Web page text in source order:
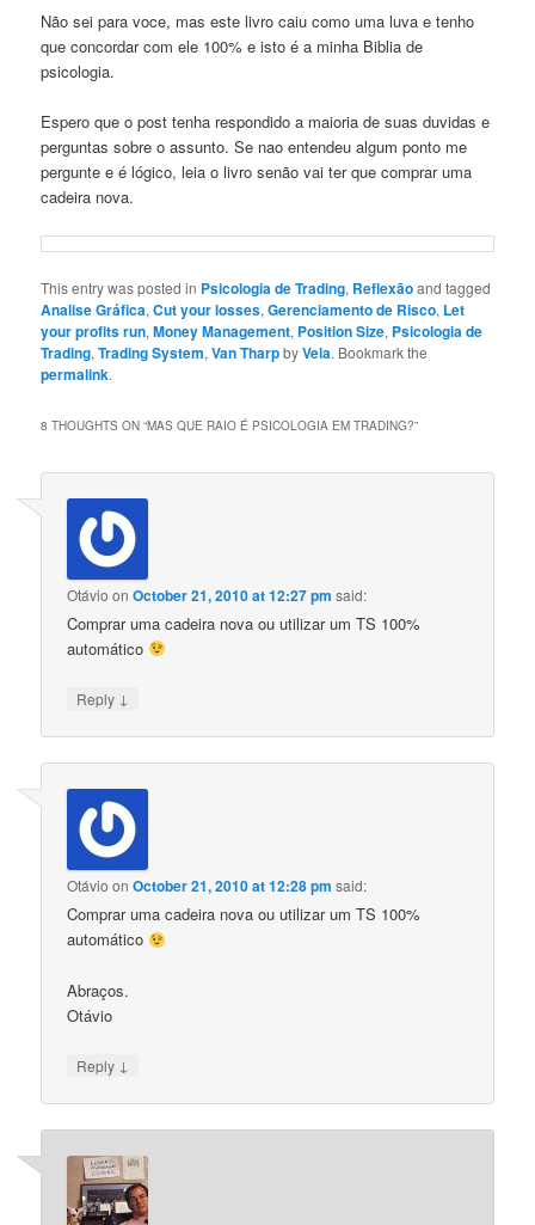
Não sei para voce, mas este livro caiu como uma luva e tenho
que concordar com ele 100% e isto é a minha Biblia de
psicologia.
Espero que o post tenha respondido a maioria de suas duvidas e
perguntas sobre o assunto. Se nao entendeu algum ponto me
pergunte e é lógico, leia o livro senão vai ter que comprar uma
cadeira nova.
This entry was posted in Psicologia de Trading, Reflexãoand tagged
Analise Gráfica,Cut your losses,Gerenciamento de Risco, Let
your profits run,Money Management, Position Size, Psicologia de
Trading,Trading System,Van TharpbyVela. Bookmark the
permalink.
8 THOUGHTS ON “MAS QUE RAIO É PSICOLOGIA EM TRADING?”
Otávio onOctober 21, 2010 at 12:27 pm said:
Comprar uma cadeira nova ou utilizar um TS 100%
automático
Reply ↓
Otávio onOctober 21, 2010 at 12:28 pm said:
Comprar uma cadeira nova ou utilizar um TS 100%
automático
Abraços.
Otávio
Reply ↓